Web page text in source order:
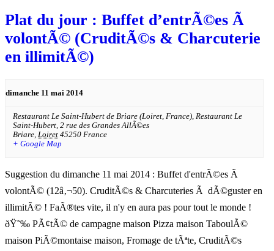
Plat du jour : Buffet d’entrÃ©es Ã
volontÃ© (CruditÃ©s & Charcuterie
en illimitÃ©)
dimanche 11 mai 2014
Restaurant Le Saint-Hubert de Briare (Loiret, France), Restaurant Le
Saint-Hubert, 2 rue des Grandes AllÃ©es
Briare, Loiret 45250 France
+ Google Map
Suggestion du dimanche 11 mai 2014 : Buffet d'entrÃ©es Ã
volontÃ© (12â‚¬50). CruditÃ©s & Charcuteries Ã dÃ©guster en
illimitÃ© ! FaÃ®tes vite, il n'y en aura pas pour tout le monde !
ðŸ˜‰ PÃ¢tÃ© de campagne maison Pizza maison TaboulÃ©
maison PiÃ©montaise maison, Fromage de tÃªte, CruditÃ©s